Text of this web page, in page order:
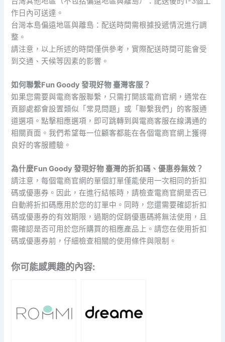
作日內可送達。
台灣本島偏遠地區與離島：配送時間需根據投遞情況進行調
整。
請注意，以上所述的時間僅供參考，實際配送時間可能會受
到交通、天候等因素的影響。
如何聯繫Fun Goody 發現好物 臺灣客服？
如果您需要與電商客服聯繫，只需打開該電商官網，通常在
頁腳處都會設置類似「常見問題」或「聯繫我們」的客服通
道選項。點擊相應選項，即可跳轉到與電商客服在線溝通的
相關頁面。我們希望每一位顧客都能在各個電商官網上獲得
良好的客服體驗。
為什麼Fun Goody 發現好物 臺灣的折扣碼、優惠券無效？
請注意，每個電商官網的單個訂單僅能使用一次相同的折扣
碼或優惠券。因此，在進行結帳時，請檢查電商官網是否已
自動將折扣碼應用於您的訂單中。同時，您還需要確認折扣
碼或優惠券的有效期限，過期的促銷優惠碼將無法使用，且
需確認是否可用於您所購買的相應產品上。請您在使用折扣
碼或優惠券前，仔細檢查相關的使用條件與限制。
你可能感興趣的內容: